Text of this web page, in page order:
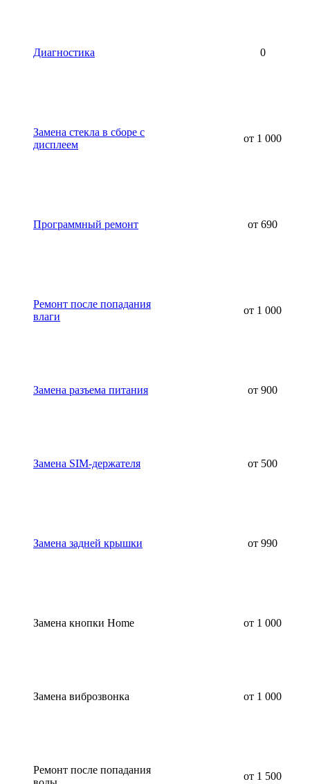
Диагностика 0
Замена стекла в сборе с
дисплеем
от 1 000
Программный ремонт от 690
Ремонт после попадания
влаги
от 1 000
Замена разъема питания от 900
Замена SIM-держателя от 500
Замена задней крышки от 990
Замена кнопки Home от 1 000
Замена виброзвонка от 1 000
Ремонт после попадания
от 1 500